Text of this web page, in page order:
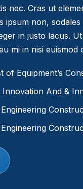
nec. Cras ut
ipsum non,
in justo lacus.
mi in nisi euismod
of Equipment’s
Innovation And &